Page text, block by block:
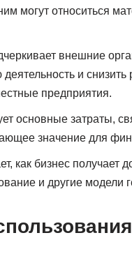
могут относиться
внешние
и
предприятия.
основные затраты,
значение для
как бизнес получает
и другие модели